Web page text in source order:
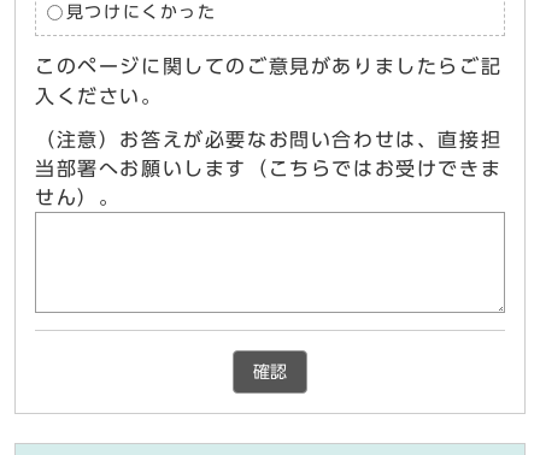
見つけにくかった
このページに関してのご意見がありましたらご記
入ください。
（注意）お答えが必要なお問い合わせは、直接担
当部署へお願いします（こちらではお受けできま
せん）。
確認